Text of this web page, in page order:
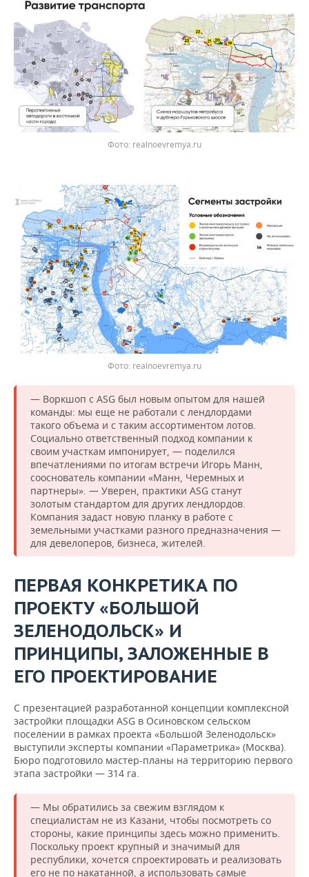
realnoevremya.ru
realnoevremya.ru
— Воркшоп с ASG был новым опытом для нашей
команды: мы еще не работали с лендлордами
такого объема и с таким ассортиментом лотов.
Социально ответственный подход компании к
своим участкам импонирует, — поделился
впечатлениями по итогам встречи Игорь Манн,
сооснователь компании «Манн, Черемных и
партнеры». — Уверен, практики ASG станут
золотым стандартом для других лендлордов.
Компания задаст новую планку в работе с
земельными участками разного предназначения —
для девелоперов, бизнеса, жителей.
ПЕРВАЯ КОНКРЕТИКА ПО
ПРОЕКТУ «БОЛЬШОЙ
ЗЕЛЕНОДОЛЬСК» И
ПРИНЦИПЫ, ЗАЛОЖЕННЫЕ В
ЕГО ПРОЕКТИРОВАНИЕ
С презентацией разработанной концепции комплексной
застройки площадки ASG в Осиновском сельском
поселении в рамках проекта «Большой Зеленодольск»
выступили эксперты компании «Параметрика» (Москва).
Бюро подготовило мастер-планы на территорию первого
этапа застройки — 314 га.
— Мы обратились за свежим взглядом к
специалистам не из Казани, чтобы посмотреть со
стороны, какие принципы здесь можно применить.
Поскольку проект крупный и значимый для
республики, хочется спроектировать и реализовать
его не по накатанной, а использовать самые